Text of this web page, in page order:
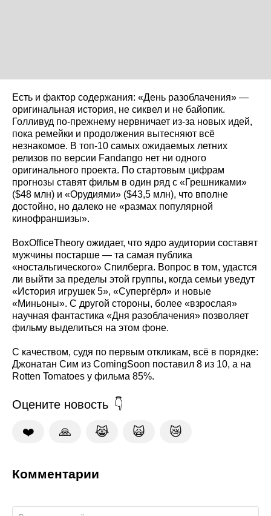
Есть и фактор содержания: «День разоблачения» —
оригинальная история, не сиквел и не байопик.
Голливуд по‑прежнему нервничает из‑за новых идей,
пока ремейки и продолжения вытесняют всё
незнакомое. В топ‑10 самых ожидаемых летних
релизов по версии Fandango нет ни одного
оригинального проекта. По стартовым цифрам
прогнозы ставят фильм в один ряд с «Грешниками»
($48 млн) и «Орудиями» ($43,5 млн), что вполне
достойно, но далеко не «размах популярной
кинофраншизы».
BoxOfficeTheory ожидает, что ядро аудитории составят
мужчины постарше — та самая публика
«ностальгического» Спилберга. Вопрос в том, удастся
ли выйти за пределы этой группы, когда семьи уведут
«История игрушек 5», «Супергёрл» и новые
«Миньоны». С другой стороны, более «взрослая»
научная фантастика «Дня разоблачения» позволяет
фильму выделиться на этом фоне.
С качеством, судя по первым откликам, всё в порядке:
Джонатан Сим из ComingSoon поставил 8 из 10, а на
Rotten Tomatoes у фильма 85%.
Оцените новость
❤️ 🙏 😹 🙀 😿
Комментарии